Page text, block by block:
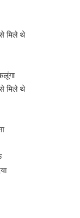
मिले थे
मिले थे